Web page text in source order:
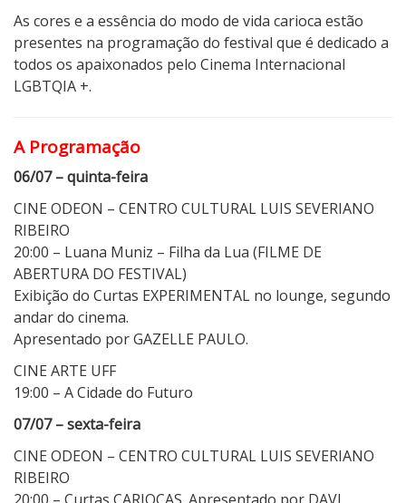
As cores e a essência do modo de vida carioca estão
presentes na programação do festival que é dedicado a
todos os apaixonados pelo Cinema Internacional
LGBTQIA +.
A Programação
06/07 – quinta-feira
CINE ODEON – CENTRO CULTURAL LUIS SEVERIANO
RIBEIRO
20:00 – Luana Muniz – Filha da Lua (FILME DE
ABERTURA DO FESTIVAL)
Exibição do Curtas EXPERIMENTAL no lounge, segundo
andar do cinema.
Apresentado por GAZELLE PAULO.
CINE ARTE UFF
19:00 – A Cidade do Futuro
07/07 – sexta-feira
CINE ODEON – CENTRO CULTURAL LUIS SEVERIANO
RIBEIRO